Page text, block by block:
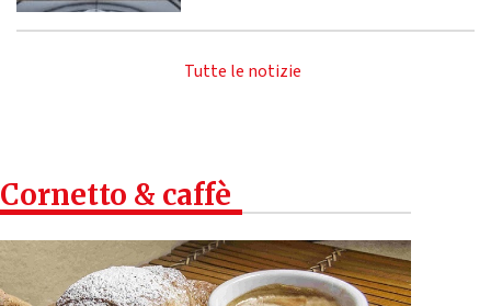
Tutte le notizie
Cornetto & caffè